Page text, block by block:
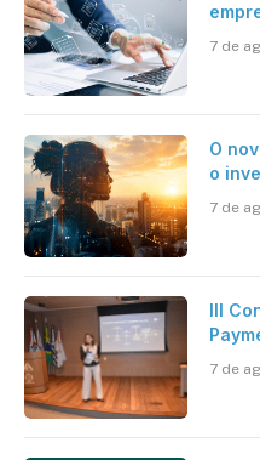
7 de
O
o
7 de
III
7 de